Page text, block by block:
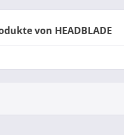
von HEADBLADE